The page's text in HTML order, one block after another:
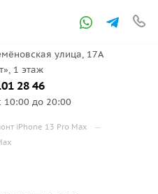
улица, 17А
1 этаж
28 46
до 20:00
iPhone 13 Pro Max —